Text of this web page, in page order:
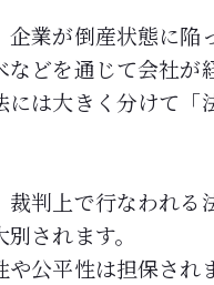
企業が倒産状態に
などを通じて会社が
は大きく分けて「
裁判上で行なわれ
されます。
や公平性は担保され